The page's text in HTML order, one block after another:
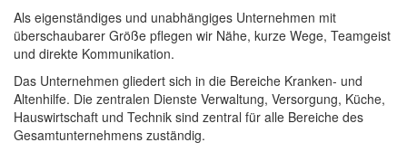
Als eigenständiges und unabhängiges Unternehmen mit
überschaubarer Größe pflegen wir Nähe, kurze Wege, Teamgeist
und direkte Kommunikation.
Das Unternehmen gliedert sich in die Bereiche Kranken- und
Altenhilfe. Die zentralen Dienste Verwaltung, Versorgung, Küche,
Hauswirtschaft und Technik sind zentral für alle Bereiche des
Gesamtunternehmens zuständig.